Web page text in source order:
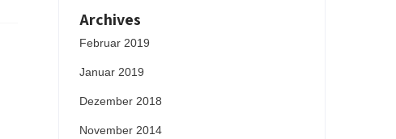
Archives
Februar 2019
Januar 2019
Dezember 2018
November 2014